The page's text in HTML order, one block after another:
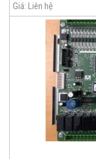
Giá: Liên hệ